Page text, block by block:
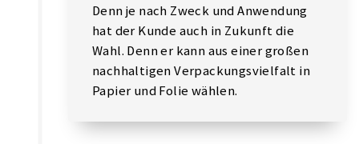
Denn je nach Zweck und Anwendung
hat der Kunde auch in Zukunft die
Wahl. Denn er kann aus einer großen
nachhaltigen Verpackungsvielfalt in
Papier und Folie wählen.